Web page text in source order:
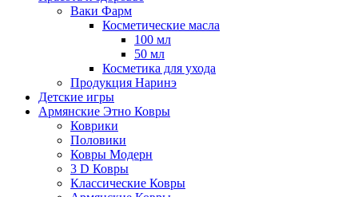
Ваки Фарм
Косметические масла
100 мл
50 мл
Косметика для ухода
Продукция Наринэ
Детские игры
Армянские Этно Ковры
Коврики
Половики
Ковры Модерн
3 D Ковры
Классические Ковры